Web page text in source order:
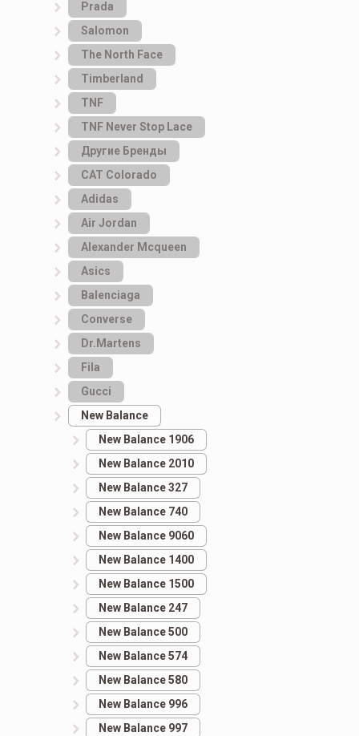
Prada
Salomon
The North Face
Timberland
TNF
TNF Never Stop Lace
Другие Бренды
САТ Colorado
Adidas
Air Jordan
Alexander Mcqueen
Asics
Balenciaga
Converse
Dr.Martens
Fila
Gucci
New Balance
New Balance 1906
New Balance 2010
New Balance 327
New Balance 740
New Balance 9060
New Balance 1400
New Balance 1500
New Balance 247
New Balance 500
New Balance 574
New Balance 580
New Balance 996
New Balance 997